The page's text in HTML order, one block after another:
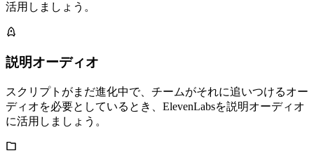
活用しましょう。
説明オーディオ
スクリプトがまだ進化中で、チームがそれに追いつけるオー
ディオを必要としているとき、ElevenLabsを説明オーディオ
に活用しましょう。